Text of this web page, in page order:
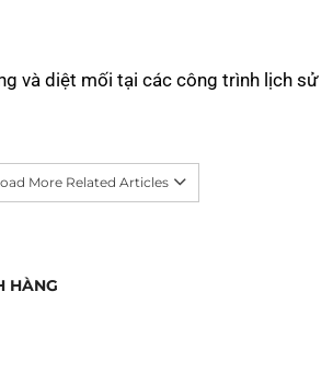
và diệt mối tại các công trình lịch sử
More Related Articles
HÀNG